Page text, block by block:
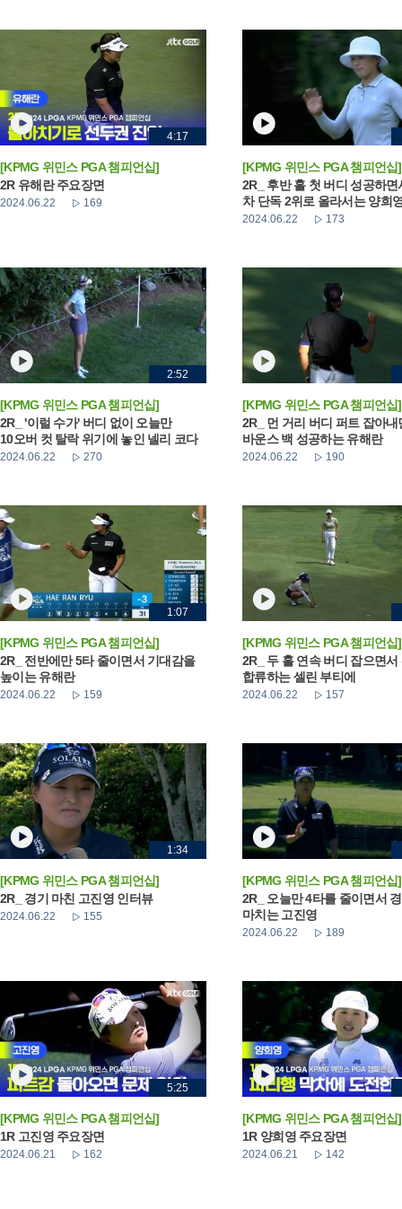
4:17
[KPMG 위민스 PGA 챔피언십]
2R 유해란 주요장면
2024.06.22 169
[KPMG 위민스 PGA 챔피언십]
2R_ 후반 홀 첫 버디 성공하면
차 단독 2위로 올라서는 양희
2024.06.22 173
2:52
[KPMG 위민스 PGA 챔피언십]
2R_ '이럴 수가' 버디 없이 오늘만
10오버 컷 탈락 위기에 놓인 넬리 코다
2024.06.22 270
[KPMG 위민스 PGA 챔피언십]
2R_ 먼 거리 버디 퍼트 잡아내
바운스 백 성공하는 유해란
2024.06.22 190
1:07
[KPMG 위민스 PGA 챔피언십]
2R_ 전반에만 5타 줄이면서 기대감을
높이는 유해란
2024.06.22 159
[KPMG 위민스 PGA 챔피언십]
2R_ 두 홀 연속 버디 잡으면서
합류하는 셀린 부티에
2024.06.22 157
1:34
[KPMG 위민스 PGA 챔피언십]
2R_ 경기 마친 고진영 인터뷰
2024.06.22 155
[KPMG 위민스 PGA 챔피언십]
2R_ 오늘만 4타를 줄이면서
마치는 고진영
2024.06.22 189
5:25
[KPMG 위민스 PGA 챔피언십]
1R 고진영 주요장면
2024.06.21 162
[KPMG 위민스 PGA 챔피언십]
1R 양희영 주요장면
2024.06.21 142